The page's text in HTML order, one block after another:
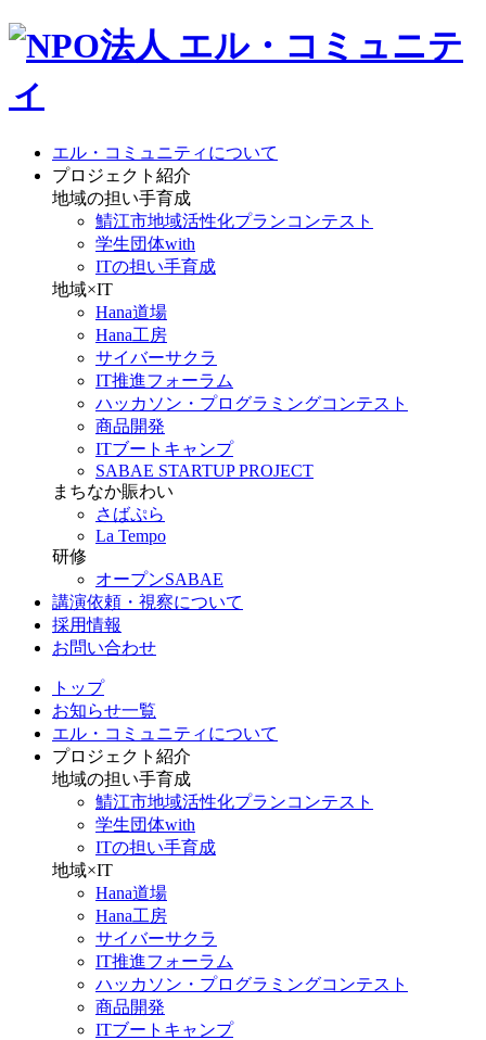
エル・コミュニティについて
プロジェクト紹介
地域の担い手育成
鯖江市地域活性化プランコンテスト
学生団体with
ITの担い手育成
地域×IT
Hana道場
Hana工房
サイバーサクラ
IT推進フォーラム
ハッカソン・プログラミングコンテスト
商品開発
ITブートキャンプ
SABAE STARTUP PROJECT
まちなか賑わい
さばぷら
La Tempo
研修
オープンSABAE
講演依頼・視察について
採用情報
お問い合わせ
トップ
お知らせ一覧
エル・コミュニティについて
プロジェクト紹介
地域の担い手育成
鯖江市地域活性化プランコンテスト
学生団体with
ITの担い手育成
地域×IT
Hana道場
Hana工房
サイバーサクラ
IT推進フォーラム
ハッカソン・プログラミングコンテスト
商品開発
ITブートキャンプ